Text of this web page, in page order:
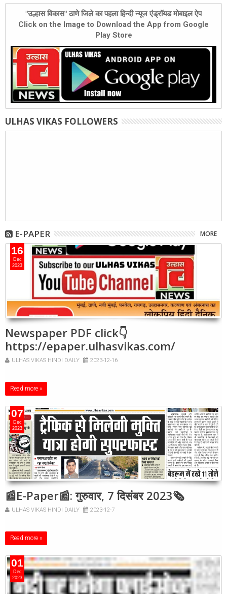
"उल्हास विकास" ठाणे जिले का पहला हिन्दी न्यूज एंड्रॉयड मोबाइल ऐप
Click on the Image to Download the App from Google
Play Store
ULHAS VIKAS FOLLOWERS
E-PAPER MORE
16
Dec
2023
Newspaper PDF click👇
https://epaper.ulhasvikas.com/
ULHAS VIKAS HINDI DAILY 2023-12-16
Read more »
07
Dec
2023
📰E-Paper📰: गुरुवार, 7 दिसंबर 2023🗞
ULHAS VIKAS HINDI DAILY 2023-12-7
Read more »
01
Dec
2023